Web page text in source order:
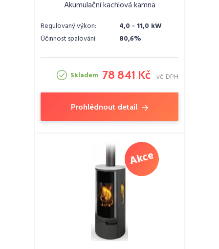
Akumulační kachlová kamna
Regulovaný výkon:
4,0 - 11,0 kW
Účinnost spalování:
80,6%
Skladem 78 841 Kč vč. DPH
Prohlédnout detail